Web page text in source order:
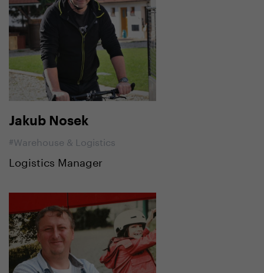
Jakub Nosek
#Warehouse & Logistics
Logistics Manager